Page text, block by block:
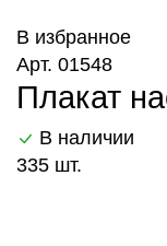
В избранное
Арт. 01548
Плакат
В наличии
335 шт.